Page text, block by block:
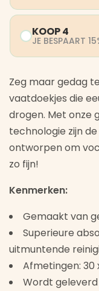
KOOP 4
JE BESPAART
Zeg maar gedag
vaatdoekjes die
drogen. Met onze
technologie zijn
ontworpen om
zo fijn!
Kenmerken:
Gemaakt van
Superieure
uitmuntende
Afmetingen: 30
Wordt geleverd